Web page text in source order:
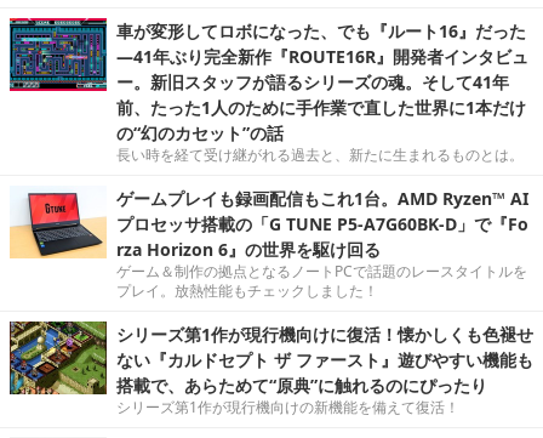
車が変形してロボになった、でも『ルート16』だった
―41年ぶり完全新作『ROUTE16R』開発者インタビュ
ー。新旧スタッフが語るシリーズの魂。そして41年
前、たった1人のために手作業で直した世界に1本だけ
の“幻のカセット”の話
長い時を経て受け継がれる過去と、新たに生まれるものとは。
ゲームプレイも録画配信もこれ1台。AMD Ryzen™ AI
プロセッサ搭載の「G TUNE P5-A7G60BK-D」で『Fo
rza Horizon 6』の世界を駆け回る
ゲーム＆制作の拠点となるノートPCで話題のレースタイトルを
プレイ。放熱性能もチェックしました！
シリーズ第1作が現行機向けに復活！懐かしくも色褪せ
ない『カルドセプト ザ ファースト』遊びやすい機能も
搭載で、あらためて“原典”に触れるのにぴったり
シリーズ第1作が現行機向けの新機能を備えて復活！